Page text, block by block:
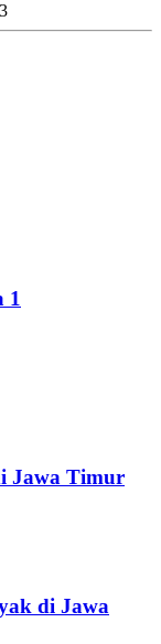
1
Jawa Timur
di Jawa